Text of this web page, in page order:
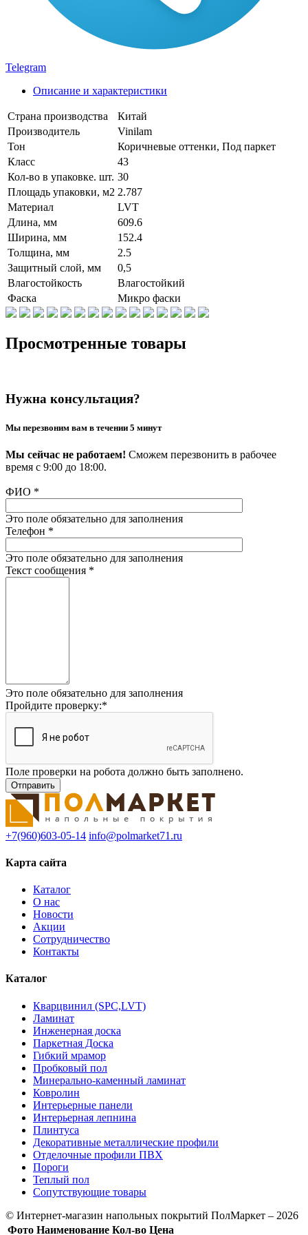
Telegram
Описание и характеристики
Страна производства
Китай
Производитель
Vinilam
Тон
Коричневые оттенки, Под паркет
Класс
43
Кол-во в упаковке. шт. 30
Площадь упаковки, м2 2.787
Материал
LVT
Длина, мм
609.6
Ширина, мм
152.4
Толщина, мм
2.5
Защитный слой, мм
0,5
Влагостойкость
Влагостойкий
Фаска
Микро фаски
Просмотренные товары
Нужна консультация?
Мы перезвоним вам в течении 5 минут
Мы сейчас не работаем! Сможем перезвонить в рабочее
время с 9:00 до 18:00.
ФИО *
Это поле обязательно для заполнения
Телефон *
Это поле обязательно для заполнения
Текст сообщения *
Это поле обязательно для заполнения
Пройдите проверку:*
Поле проверки на робота должно быть заполнено.
+7(960)603-05-14 info@polmarket71.ru
Карта сайта
Каталог
О нас
Новости
Акции
Сотрудничество
Контакты
Каталог
Кварцвинил (SPC,LVT)
Ламинат
Инженерная доска
Паркетная Доска
Гибкий мрамор
Пробковый пол
Минерально-каменный ламинат
Ковролин
Интерьерные панели
Интерьерная лепнина
Плинтуса
Декоративные металлические профили
Отделочные профили ПВХ
Пороги
Теплый пол
Сопутствующие товары
© Интернет-магазин напольных покрытий ПолМаркет – 2026
Фото Наименование Кол-во Цена